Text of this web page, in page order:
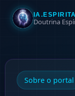
IA.ESPIRITA
Doutrina
Sobre o portal